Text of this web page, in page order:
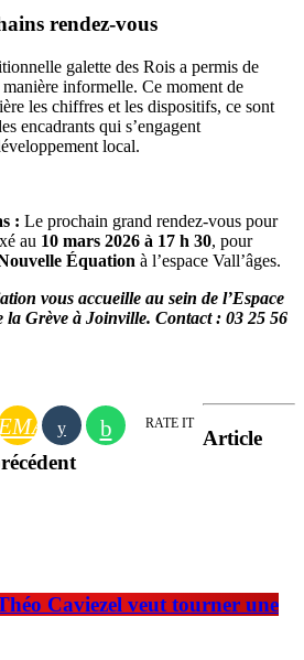
rendez-vous
galette des Rois a permis de
informelle. Ce moment de
les chiffres et les dispositifs, ce sont
encadrants qui s’engagent
local.
: Le prochain grand rendez-vous pour
au 10 mars 2026 à 17 h 30, pour
Équation à l’espace Vall’âges.
vous accueille au sein de l’Espace
la Grève à Joinville. Contact : 03 25 56
RATE IT
Article
Caviezel veut tourner une